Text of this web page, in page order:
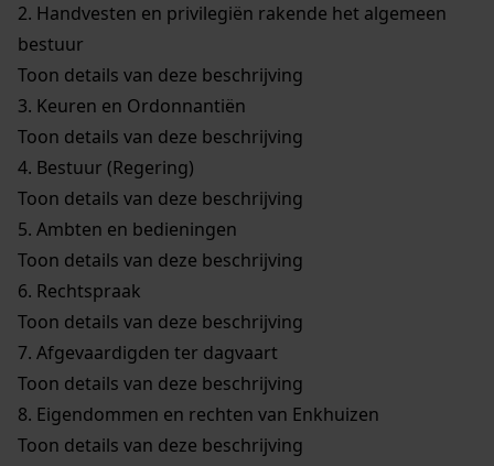
2. Handvesten en privilegiën rakende het algemeen
bestuur
Toon details van deze beschrijving
3. Keuren en Ordonnantiën
Toon details van deze beschrijving
4. Bestuur (Regering)
Toon details van deze beschrijving
5. Ambten en bedieningen
Toon details van deze beschrijving
6. Rechtspraak
Toon details van deze beschrijving
7. Afgevaardigden ter dagvaart
Toon details van deze beschrijving
8. Eigendommen en rechten van Enkhuizen
Toon details van deze beschrijving